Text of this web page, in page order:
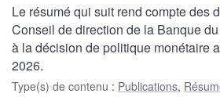
Le résumé qui suit rend compte des
Conseil de direction de la Banque
à la décision de politique monétaire
2026.
Type(s) de contenu : Publications,